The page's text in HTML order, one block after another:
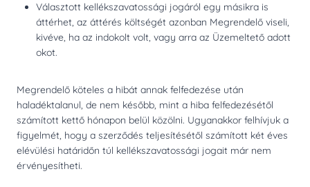
Választott kellékszavatossági jogáról egy másikra is
áttérhet, az áttérés költségét azonban Megrendelő viseli,
kivéve, ha az indokolt volt, vagy arra az Üzemeltető adott
okot.
Megrendelő köteles a hibát annak felfedezése után
haladéktalanul, de nem később, mint a hiba felfedezésétől
számított kettő hónapon belül közölni. Ugyanakkor felhívjuk a
figyelmét, hogy a szerződés teljesítésétől számított két éves
elévülési határidőn túl kellékszavatossági jogait már nem
érvényesítheti.